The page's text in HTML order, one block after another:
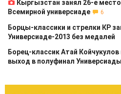
Кыргызстан занял 26-е
Всемирной универсиаде
6
Борцы-классики и стрелки КР
Универсиаде-2013 без медалей
Борец-классик Атай Койчукулов
выход в полуфинал Универсиады